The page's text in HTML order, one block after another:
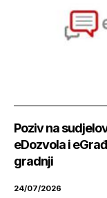
Poziv na
eDozvola i
gradnji
24/07/2026